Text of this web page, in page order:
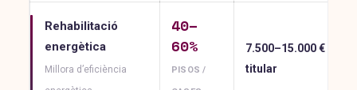
Rehabilitació
energètica
Millora d’eficiència
40–
60%
PISOS /
7.500–15.000 € /
titular